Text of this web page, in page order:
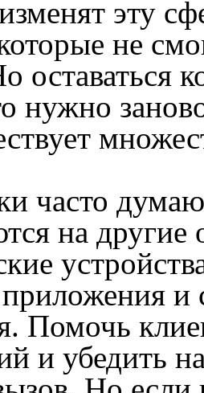
эту
не
оставаться
нужно
часто
на другие
и
Помочь
и убедить